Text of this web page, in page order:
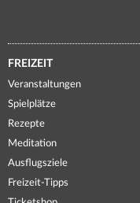
FREIZEIT
Veranstaltungen
Spielplätze
Rezepte
Meditation
Ausflugsziele
Freizeit-Tipps